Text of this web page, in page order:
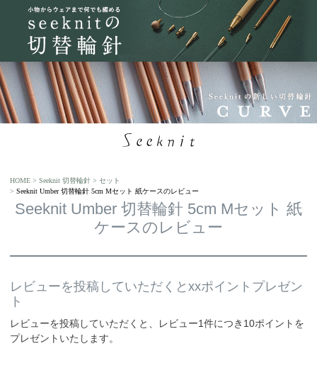
HOME Seeknit 切替輪針
セット
Seeknit Umber 切替輪針 5cm Mセット 紙ケースのレビュー
Seeknit Umber 切替輪針 5cm Mセット 紙
ケースのレビュー
レビューを投稿していただくとxxポイントプレゼン
ト
レビューを投稿していただくと、レビュー1件につき10ポイントを
プレゼントいたします。